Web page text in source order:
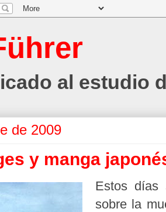
al estudio
de 2009
y manga
Estos días
sobre la